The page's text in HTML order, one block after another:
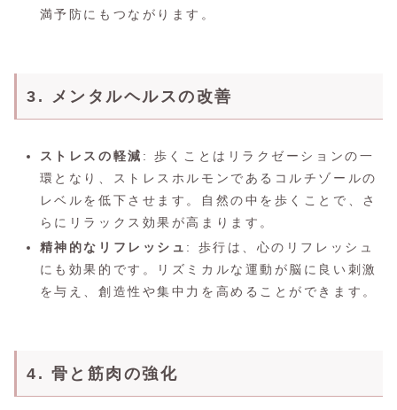
満予防にもつながります。
3. メンタルヘルスの改善
ストレスの軽減 : 歩くことはリラクゼーションの一
環となり、ストレスホルモンであるコルチゾールの
レベルを低下させます。自然の中を歩くことで、さ
らにリラックス効果が高まります。
精神的なリフレッシュ : 歩行は、心のリフレッシュ
にも効果的です。リズミカルな運動が脳に良い刺激
を与え、創造性や集中力を高めることができます。
4. 骨と筋肉の強化